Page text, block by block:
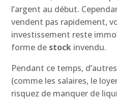
l’argent au début.
vendent pas rapidement,
investissement reste
forme de stock invendu.
Pendant ce temps,
(comme les salaires, le
risquez de manquer de